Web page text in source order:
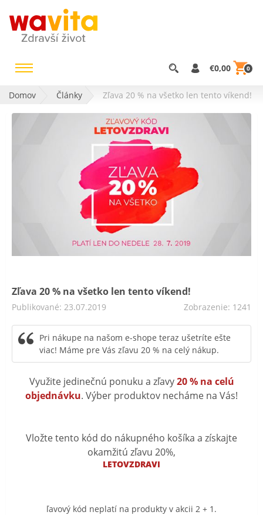
€0,00 0
Domov Články Zľava 20 % na všetko len tento víkend!
Zľava 20 % na všetko len tento víkend!
Publikované: 23.07.2019 Zobrazenie: 1241
Pri nákupe na našom e-shope teraz ušetríte ešte
viac! Máme pre Vás zľavu 20 % na celý nákup.
Využite jedinečnú ponuku a zľavy20 % na celú
objednávku. Výber produktov necháme na Vás!
Vložte tento kód do nákupného košíka a získajte
okamžitú zľavu 20%,
LETOVZDRAVI
ľavový kód neplatí na produkty v akcii 2 + 1.